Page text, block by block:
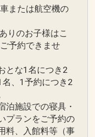
または航空機の
りのお子様はこ
予約できませ
とな1名につき2
、1予約につき2
泊施設での寝具・
プランをご予約の
料、入館料等（事